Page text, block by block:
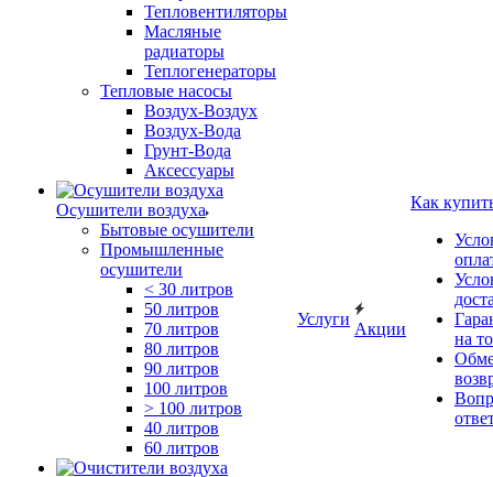
Тепловентиляторы
Масляные
радиаторы
Теплогенераторы
Тепловые насосы
Воздух-Воздух
Воздух-Вода
Грунт-Вода
Аксессуары
Осушители воздуха
Бытовые осушители
Промышленные
осушители
< 30 литров
50 литров
70 литров
80 литров
90 литров
100 литров
> 100 литров
40 литров
60 литров
Услуги
Акции
Как
на